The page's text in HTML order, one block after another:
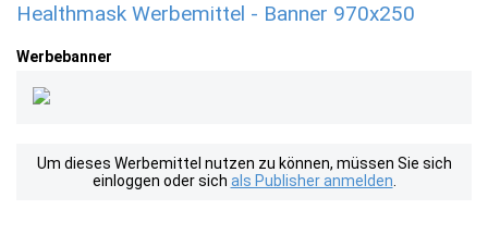
Healthmask Werbemittel - Banner 970x250
Werbebanner
Um dieses Werbemittel nutzen zu können, müssen Sie sich
einloggen oder sich als Publisher anmelden